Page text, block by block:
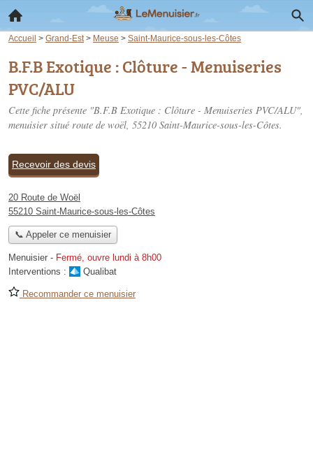
Accueil > Grand-Est > Meuse > Saint-Maurice-sous-les-Côtes
B.F.B Exotique : Clôture - Menuiseries
PVC/ALU
Cette fiche présente "B.F.B Exotique : Clôture - Menuiseries PVC/ALU",
menuisier situé route de woël, 55210 Saint-Maurice-sous-les-Côtes.
Recevoir des devis
20 Route de Woël
55210 Saint-Maurice-sous-les-Côtes
📞 Appeler ce menuisier
Menuisier - Fermé, ouvre lundi à 8h00
Interventions :
Qualibat
Recommander ce menuisier